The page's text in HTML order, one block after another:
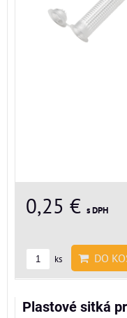
0,25 € s DPH
ks DO
Plastové sitká